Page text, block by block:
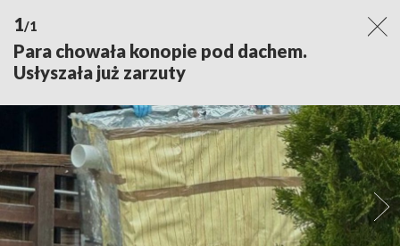
1/1
Para chowała konopie pod dachem.
Usłyszała już zarzuty